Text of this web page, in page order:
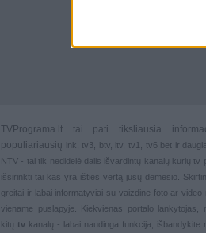
TVPrograma.lt tai pati tiksliausia
populiariausių lnk tv3 btv, ltv tv1 tv6 bet ir
NTV - tai tik nedidelė dalis išvardintų kanalų kurių
išsirinkti tai kas yra išties vertą jūsų dėmesio.
greitai ir labai informatyviai su vaizdine foto ar
viename puslapyje. Kiekvienas portalo
kitų tvkanalų - labai naudinga funkcija, išbandykite